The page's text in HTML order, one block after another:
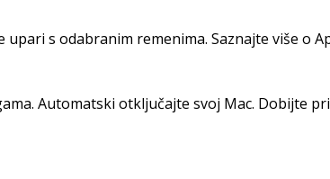
s odabranim remenima. Saznajte više o
Automatski otključajte svoj Mac. Dobijte